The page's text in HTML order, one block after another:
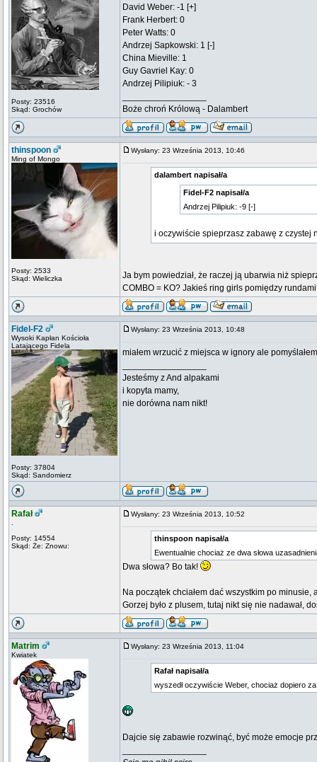
Posty: 23516
Skąd: Grochów
David Weber: -1 [+]
Frank Herbert: 0
Peter Watts: 0
Andrzej Sapkowski: 1 [-]
China Mieville: 1
Guy Gavriel Kay: 0
Andrzej Pilipiuk: - 3
Boże chroń Królową - Dalambert
thinspoon
Ming of Mongo
Posty: 2533
Skąd: Wieliczka
Wysłany: 23 Września 2013, 10:46
dalambert napisał/a
Fidel-F2 napisał/a
Andrzej Pilipiuk: -9 [-]
i oczywiście spieprzasz zabawę z czystej
Ja bym powiedział, że raczej ją ubarwia niż
COMBO = KO? Jakieś ring girls pomiędzy
Fidel-F2
Wysoki Kapłan Kościoła
Latającego Fidela
Posty: 37804
Skąd: Sandomierz
Wysłany: 23 Września 2013, 10:48
miałem wrzucić z miejsca w ignory ale
Jesteśmy z And alpakami
i kopyta mamy,
nie dorówna nam nikt!
Rafał
Posty: 14554
Skąd: Że: Znowu:
Wysłany: 23 Września 2013, 10:52
thinspoon napisał/a
Ewentualnie chociaż ze dwa słowa
Dwa słowa? Bo tak!
Na początek chciałem dać wszystkim po
Gorzej było z plusem, tutaj nikt się nie nadawał,
Matrim
Kwiatek
Wysłany: 23 Września 2013, 11:04
Rafał napisał/a
wyszedł oczywiście Weber, chociaż dopiero
Dajcie się zabawie rozwinąć, być może emocje